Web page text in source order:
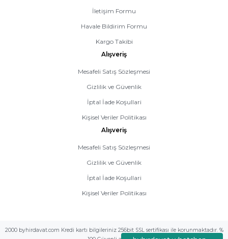
İletişim Formu
Havale Bildirim Formu
Kargo Takibi
Alışveriş
Mesafeli Satış Sözleşmesi
Gizlilik ve Güvenlik
İptal İade Koşullari
Kişisel Veriler Politikası
Alışveriş
Mesafeli Satış Sözleşmesi
Gizlilik ve Güvenlik
İptal İade Koşullari
Kişisel Veriler Politikası
2000 byhirdavat.com Kredi kartı bilgileriniz 256bit SSL sertifikası ile korunmaktadır. %